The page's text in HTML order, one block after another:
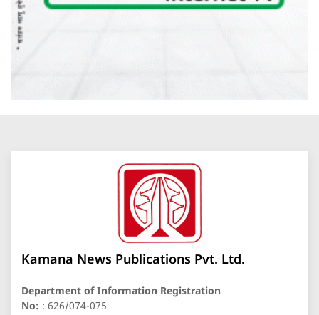
Kamana News Publications Pvt. Ltd.
Department of Information Registration
No: : 626/074-075